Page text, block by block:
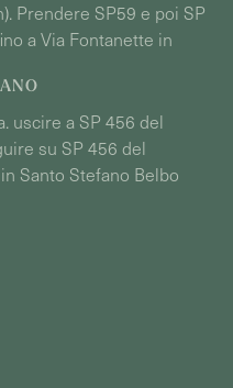
Prendere SP59 e poi SP
a Via Fontanette in
uscire a SP 456 del
su SP 456 del
Santo Stefano Belbo